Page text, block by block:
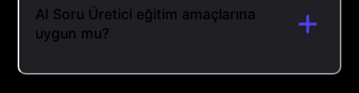
AI Soru Üretici eğitim amaçlarına
uygun mu?